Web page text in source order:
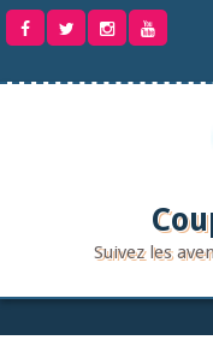
Aller
Suivez les